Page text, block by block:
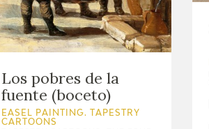
Los pobres de la
fuente (boceto)
EASEL PAINTING. TAPESTRY
CARTOONS